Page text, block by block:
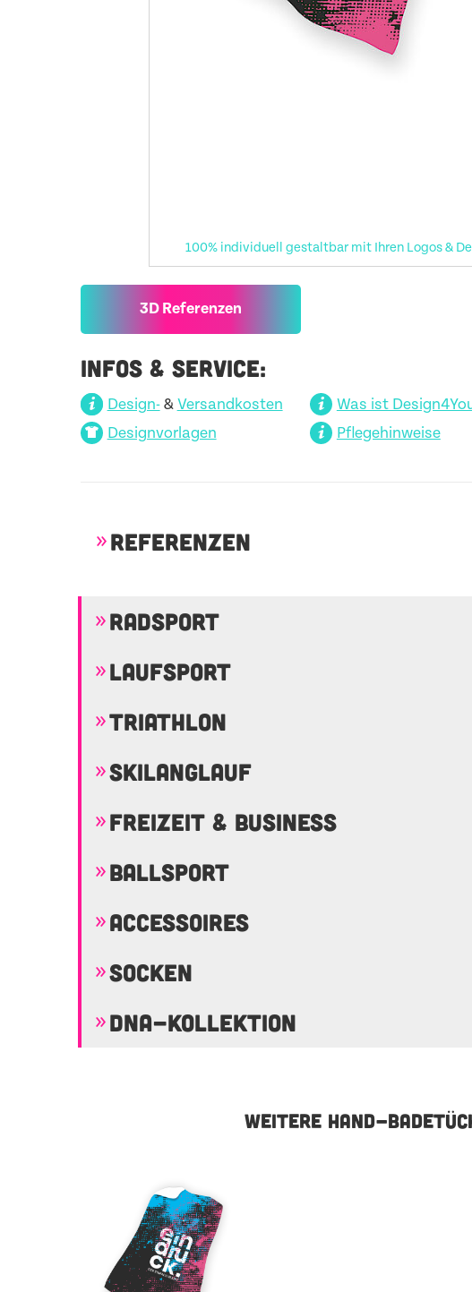
100% individuell gestaltbar mit Ihren Logos &
3D Referenzen
INFOS & SERVICE:
Design-& Versandkosten
Was ist
Designvorlagen
Pflegehinweise
REFERENZEN
RADSPORT
LAUFSPORT
TRIATHLON
SKILANGLAUF
FREIZEIT & BUSINESS
BALLSPORT
ACCESSOIRES
SOCKEN
DNA-KOLLEKTION
WEITERE HAND-